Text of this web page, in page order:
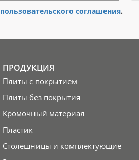
пользовательского соглашения.
ПРОДУКЦИЯ
Плиты с покрытием
Плиты без покрытия
Кромочный материал
Пластик
Столешницы и комплектующие